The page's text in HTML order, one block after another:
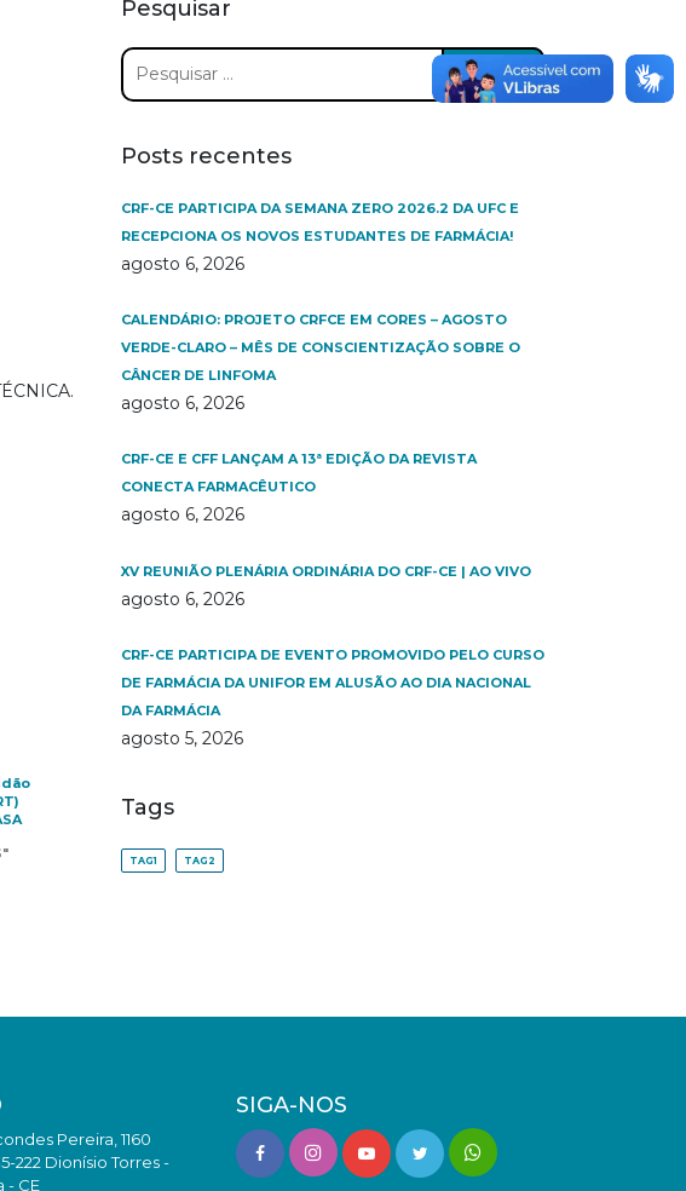
Pesquisar
Pesquisar
por:
Posts recentes
CRF-CE PARTICIPA DA SEMANA ZERO 2026.2 DA UFC E
RECEPCIONA OS NOVOS ESTUDANTES DE FARMÁCIA!
agosto 6, 2026
CALENDÁRIO: PROJETO CRFCE EM CORES – AGOSTO
VERDE-CLARO – MÊS DE CONSCIENTIZAÇÃO SOBRE O
CÂNCER DE LINFOMA
agosto 6, 2026
CRF-CE E CFF LANÇAM A 13ª EDIÇÃO DA REVISTA
CONECTA FARMACÊUTICO
agosto 6, 2026
XV REUNIÃO PLENÁRIA ORDINÁRIA DO CRF-CE | AO VIVO
agosto 6, 2026
CRF-CE PARTICIPA DE EVENTO PROMOVIDO PELO CURSO
DE FARMÁCIA DA UNIFOR EM ALUSÃO AO DIA NACIONAL
DA FARMÁCIA
agosto 5, 2026
Tags
TAG1 TAG2
Pereira, 1160
222 Dionísio Torres -
- CE
SIGA-NOS